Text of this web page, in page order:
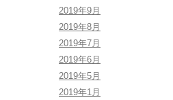
2019年9月
2019年8月
2019年7月
2019年6月
2019年5月
2019年1月